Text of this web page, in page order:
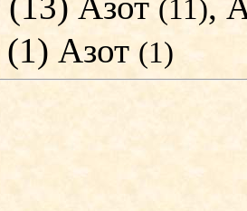
(11)
(1) Азот (1)